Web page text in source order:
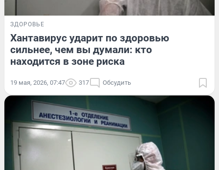
ЗДОРОВЬЕ
Хантавирус ударит по здоровью
сильнее, чем вы думали: кто
находится в зоне риска
19 мая, 2026, 07:47 317 Обсудить